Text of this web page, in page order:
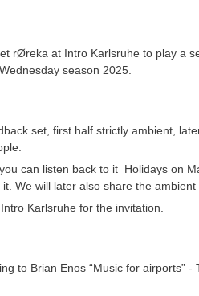
rØreka at Intro Karlsruhe to play a
season 2025.
set, first half strictly ambient,
can listen back to it Holidays on
We will later also share the ambient
Karlsruhe for the invitation.
to Brian Enos “Music for airports” -